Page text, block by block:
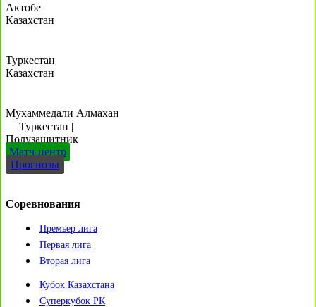
Актобе
Казахстан
Туркестан
Казахстан
Мухаммедали Алмахан
Туркестан |
Полузащитник
Матч-центр
Прогнозы
Соревнования
Премьер лига
Первая лига
Вторая лига
Кубок Казахстана
Суперкубок РК